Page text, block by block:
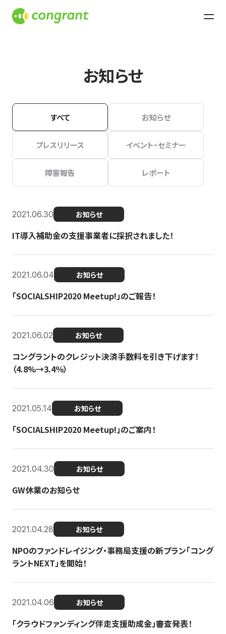
お知らせ
すべて お知らせ
プレスリリース イベント・セミナー
障害報告 レポート
2021.06.30 お知らせ
IT導入補助金の支援事業者に採択されました！
2021.06.04 お知らせ
「SOCIALSHIP2020 Meetup!」のご報告！
2021.06.02 お知らせ
コングラントのクレジット決済手数料を引き下げます！
（4.8%→3.4％）
2021.05.14 お知らせ
「SOCIALSHIP2020 Meetup!」のご案内！
2021.04.30 お知らせ
GW休業のお知らせ
2021.04.28 お知らせ
NPOのファンドレイジング・事務局支援の新プラン「コング
ラントNEXT」を開始！
2021.04.06 お知らせ
「クラウドファンディング伴走支援助成金」審査発表！